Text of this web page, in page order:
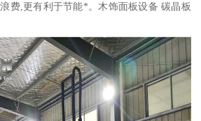
费,更有利于节能*。木饰面板设备 碳晶板